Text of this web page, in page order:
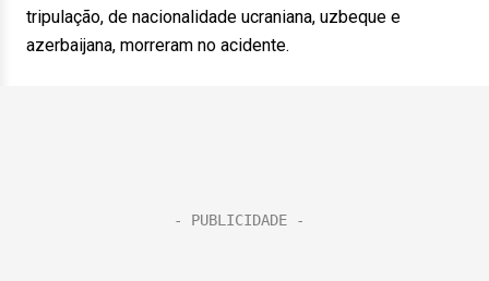
tripulação, de nacionalidade ucraniana, uzbeque e
azerbaijana, morreram no acidente.